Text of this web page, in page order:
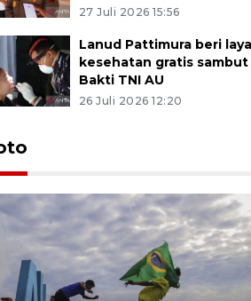
27 Juli 2026 15:56
Lanud Pattimura beri
kesehatan gratis sambut
Bakti TNI AU
26 Juli 2026 12:20